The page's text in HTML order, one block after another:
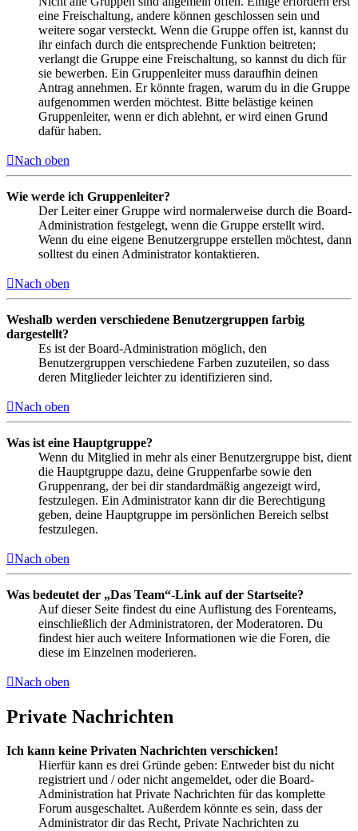
eine Freischaltung, andere können geschlossen sein und
weitere sogar versteckt. Wenn die Gruppe offen ist, kannst du
ihr einfach durch die entsprechende Funktion beitreten;
verlangt die Gruppe eine Freischaltung, so kannst du dich für
sie bewerben. Ein Gruppenleiter muss daraufhin deinen
Antrag annehmen. Er könnte fragen, warum du in die Gruppe
aufgenommen werden möchtest. Bitte belästige keinen
Gruppenleiter, wenn er dich ablehnt, er wird einen Grund
dafür haben.
Nach oben
Wie werde ich Gruppenleiter?
Der Leiter einer Gruppe wird normalerweise durch die Board-
Administration festgelegt, wenn die Gruppe erstellt wird.
Wenn du eine eigene Benutzergruppe erstellen möchtest, dann
solltest du einen Administrator kontaktieren.
Nach oben
Weshalb werden verschiedene Benutzergruppen farbig
dargestellt?
Es ist der Board-Administration möglich, den
Benutzergruppen verschiedene Farben zuzuteilen, so dass
deren Mitglieder leichter zu identifizieren sind.
Nach oben
Was ist eine Hauptgruppe?
Wenn du Mitglied in mehr als einer Benutzergruppe bist, dient
die Hauptgruppe dazu, deine Gruppenfarbe sowie den
Gruppenrang, der bei dir standardmäßig angezeigt wird,
festzulegen. Ein Administrator kann dir die Berechtigung
geben, deine Hauptgruppe im persönlichen Bereich selbst
festzulegen.
Nach oben
Was bedeutet der „Das Team“-Link auf der Startseite?
Auf dieser Seite findest du eine Auflistung des Forenteams,
einschließlich der Administratoren, der Moderatoren. Du
findest hier auch weitere Informationen wie die Foren, die
diese im Einzelnen moderieren.
Nach oben
Private Nachrichten
Ich kann keine Privaten Nachrichten verschicken!
Hierfür kann es drei Gründe geben: Entweder bist du nicht
registriert und / oder nicht angemeldet, oder die Board-
Administration hat Private Nachrichten für das komplette
Forum ausgeschaltet. Außerdem könnte es sein, dass der
Administrator dir das Recht, Private Nachrichten zu